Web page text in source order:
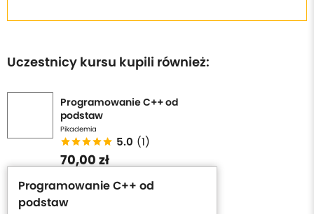
Uczestnicy kursu kupili również:
Programowanie C++ od
podstaw
Pikademia
5.0 (1)
70,00 zł
Programowanie C++ od
podstaw